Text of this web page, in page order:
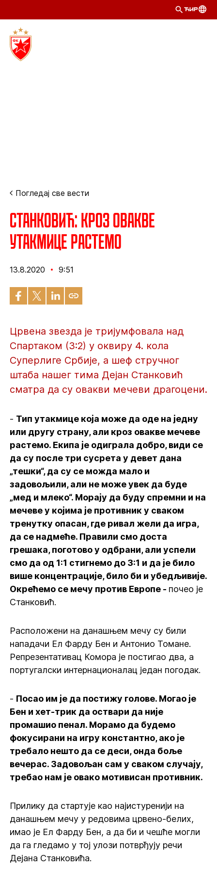
ЋИР
Погледај све вести
Станковић: Кроз овакве
утакмице растемо
13.8.2020 9:51
Црвена звезда је тријумфовала над
Спартаком (3:2) у оквиру 4. кола
Суперлиге Србије, а шеф стручног
штаба нашег тима Дејан Станковић
сматра да су овакви мечеви драгоцени.
- Тип утакмице која може да оде на једну
или другу страну, али кроз овакве мечеве
растемо. Екипа је одиграла добро, види се
да су после три сусрета у девет дана
„тешки“, да су се можда мало и
задовољили, али не може увек да буде
„мед и млеко“. Морају да буду спремни и на
мечеве у којима је противник у сваком
тренутку опасан, где ривал жели да игра,
да се надмеће. Правили смо доста
грешака, поготово у одбрани, али успели
смо да од 1:1 стигнемо до 3:1 и да је било
више концентрације, било би и убедљивије.
Окрећемо се мечу против Европе - почео је
Станковић.
Расположени на данашњем мечу су били
нападачи Ел Фарду Бен и Антонио Томане.
Репрезентативац Комора је постигао два, а
португалски интернационалац један погодак.
- Посао им је да постижу голове. Могао је
Бен и хет-трик да оствари да није
промашио пенал. Морамо да будемо
фокусирани на игру константно, ако је
требало нешто да се деси, онда боље
вечерас. Задовољан сам у сваком случају,
требао нам је овако мотивисан противник.
Прилику да стартује као најистуренији на
данашњем мечу у редовима црвено-белих,
имао је Ел Фарду Бен, а да би и чешће могли
да га гледамо у тој улози потврђују речи
Дејана Станковића.